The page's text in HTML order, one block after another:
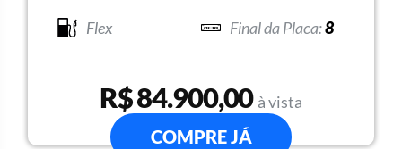
Flex
8
R$ 84.900,00 à vista
COMPRE JÁ